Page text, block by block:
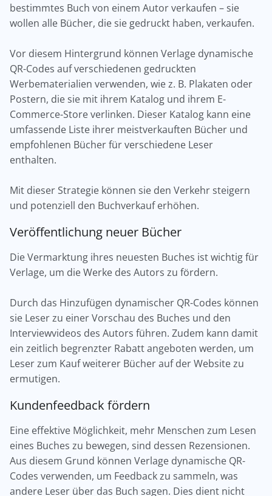
bestimmtes Buch von einem Autor verkaufen – sie
wollen alle Bücher, die sie gedruckt haben, verkaufen.
Vor diesem Hintergrund können Verlage dynamische
QR-Codes auf verschiedenen gedruckten
Werbematerialien verwenden, wie z. B. Plakaten oder
Postern, die sie mit ihrem Katalog und ihrem E-
Commerce-Store verlinken. Dieser Katalog kann eine
umfassende Liste ihrer meistverkauften Bücher und
empfohlenen Bücher für verschiedene Leser
enthalten.
Mit dieser Strategie können sie den Verkehr steigern
und potenziell den Buchverkauf erhöhen.
Veröffentlichung neuer Bücher
Die Vermarktung ihres neuesten Buches ist wichtig für
Verlage, um die Werke des Autors zu fördern.
Durch das Hinzufügen dynamischer QR-Codes können
sie Leser zu einer Vorschau des Buches und den
Interviewvideos des Autors führen. Zudem kann damit
ein zeitlich begrenzter Rabatt angeboten werden, um
Leser zum Kauf weiterer Bücher auf der Website zu
ermutigen.
Kundenfeedback fördern
Eine effektive Möglichkeit, mehr Menschen zum Lesen
eines Buches zu bewegen, sind dessen Rezensionen.
Aus diesem Grund können Verlage dynamische QR-
Codes verwenden, um Feedback zu sammeln, was
andere Leser über das Buch sagen. Dies dient nicht